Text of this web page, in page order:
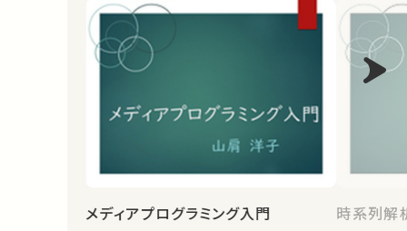
メディアプログラミング入門 時系列解